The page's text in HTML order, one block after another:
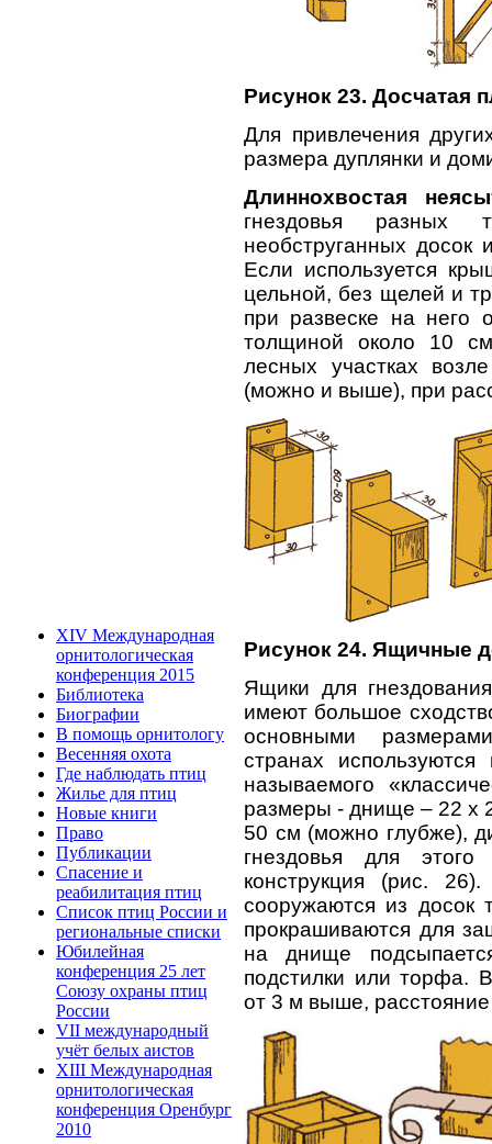
XIV Международная
орнитологическая
конференция 2015
Библиотека
Биографии
В помощь орнитологу
Весенняя охота
Где наблюдать птиц
Жилье для птиц
Новые книги
Право
Публикации
Спасение и
реабилитация птиц
Список птиц России и
региональные списки
Юбилейная
конференция 25 лет
Союзу охраны птиц
России
VII международный
учёт белых аистов
XIII Международная
орнитологическая
конференция Оренбург
2010
Рисунок 23. Досчатая
Для привлечения
размера дуплянки и
Длиннохвостая
гнездовья разных
необструганных досок
Если используется
цельной, без щелей и
при развеске на него
толщиной около 10
лесных участках
(можно и выше), при
Рисунок 24. Ящичные
Ящики для
имеют большое
основными
странах используются
называемого
размеры - днище – 22 x
50 см (можно глубже),
гнездовья для этого
конструкция (рис.
сооружаются из досок
прокрашиваются для
на днище
подстилки или торфа.
от 3 м выше,